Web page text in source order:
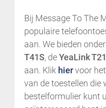
Bij Message To The
populaire
aan. We bieden
T41S, deYeaLink
aan. Klik hiervoor
van de toestellen die
bestelformulier kunt